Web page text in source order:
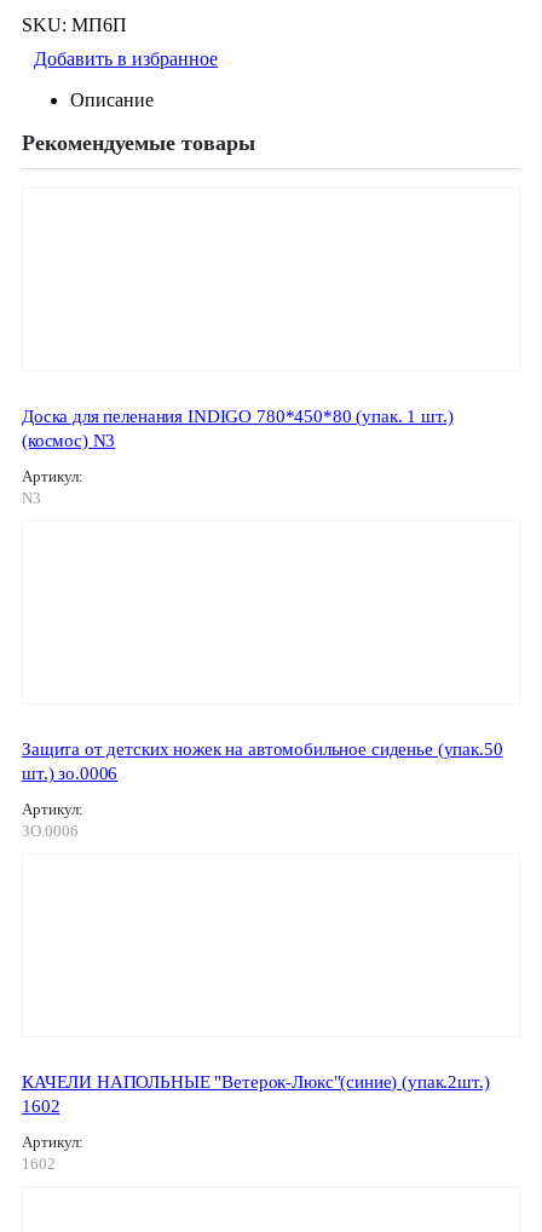
SKU: МП6П
Добавить в избранное
Описание
Рекомендуемые товары
Доска для пеленания INDIGO 780*450*80 (упак. 1 шт.)
(космос) N3
Артикул:
N3
Защита от детских ножек на автомобильное сиденье (упак.50
шт.) зо.0006
Артикул:
ЗО.0006
КАЧЕЛИ НАПОЛЬНЫЕ "Ветерок-Люкс"(синие) (упак.2шт.)
1602
Артикул:
1602